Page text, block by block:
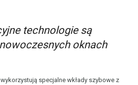
technologie są
oknach
specjalne wkłady szybowe z